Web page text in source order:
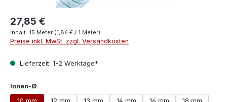
27,85 €
Inhalt: 15 Meter (1,86 € / 1 Meter)
Preise inkl. MwSt. zzgl. Versandkosten
Lieferzeit: 1-2 Werktage*
Innen-Ø